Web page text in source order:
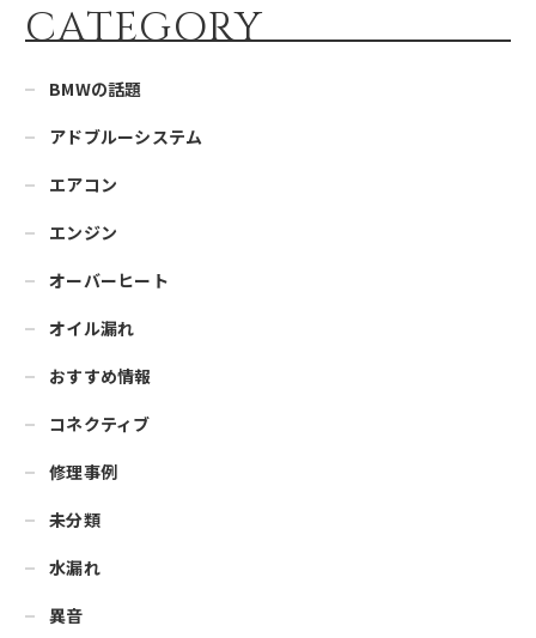
CATEGORY
BMWの話題
アドブルーシステム
エアコン
エンジン
オーバーヒート
オイル漏れ
おすすめ情報
コネクティブ
修理事例
未分類
水漏れ
異音